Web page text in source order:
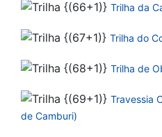
Trilha da
Trilha do
Trilha de
Travessia
de Camburi)